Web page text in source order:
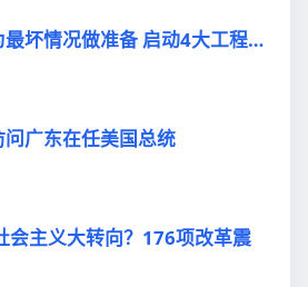
坏情况做准备 启动4大工程…
广东在任美国总统
会主义大转向？176项改革震